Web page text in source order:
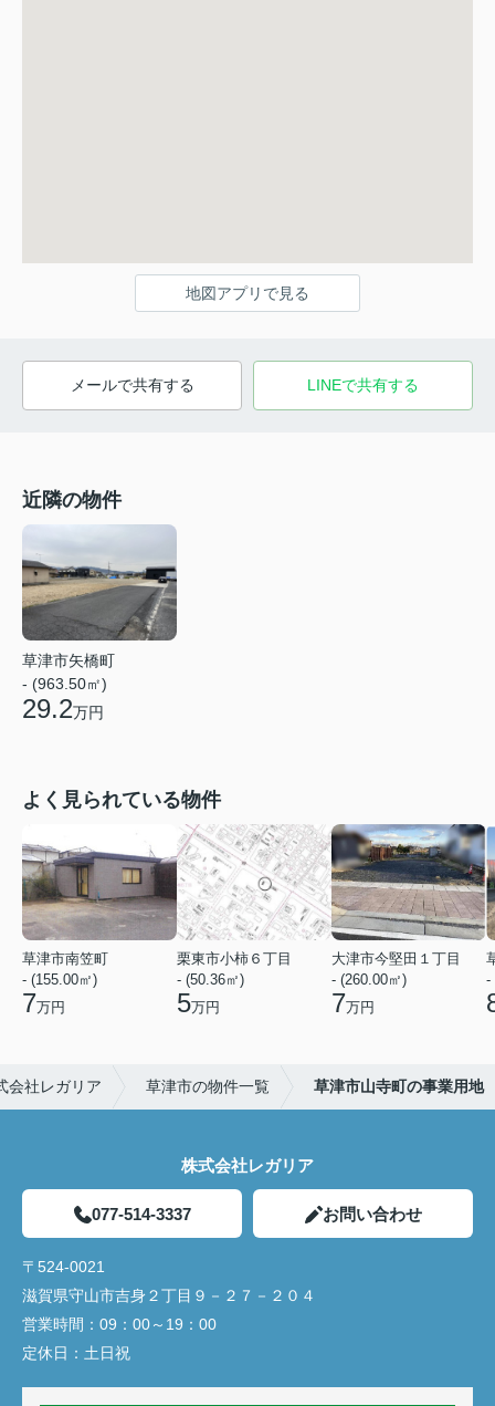
地図アプリで見る
メールで共有する LINEで共有する
近隣の物件
草津市矢橋町
- (963.50㎡)
29.2万円
よく見られている物件
草津市南笠町
- (155.00㎡)
7万円
栗東市小柿６丁目
- (50.36㎡)
5万円
大津市今堅田１丁目
- (260.00㎡)
7万円
-
会社レガリア 草津市の物件一覧 草津市山寺町の事業用地
株式会社レガリア
077-514-3337 お問い合わせ
〒524-0021
滋賀県守山市吉身２丁目９－２７－２０４
営業時間： 09：00～19：00
定休日： 土日祝